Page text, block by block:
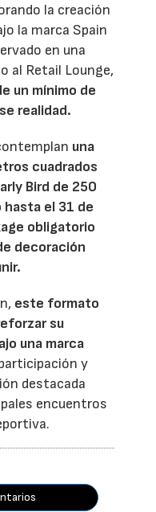
la creación
la marca Spain
en una
al Retail Lounge,
un mínimo de
realidad.
una
cuadrados
Bird de 250
hasta el 31 de
obligatorio
decoración
este formato
su
una marca
y
destacada
encuentros